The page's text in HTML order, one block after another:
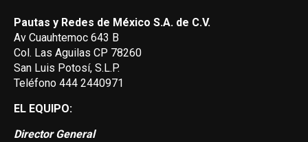
Pautas y Redes de México S.A. de C.V.
Av Cuauhtemoc 643 B
Col. Las Aguilas CP 78260
San Luis Potosí, S.L.P.
Teléfono 444 2440971
EL EQUIPO:
Director General